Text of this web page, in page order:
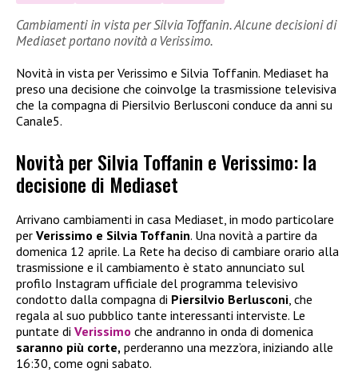
Cambiamenti in vista per Silvia Toffanin. Alcune decisioni di
Mediaset portano novità a Verissimo.
Novità in vista per Verissimo e Silvia Toffanin. Mediaset ha
preso una decisione che coinvolge la trasmissione televisiva
che la compagna di Piersilvio Berlusconi conduce da anni su
Canale5.
Novità per Silvia Toffanin e Verissimo: la
decisione di Mediaset
Arrivano cambiamenti in casa Mediaset, in modo particolare
per Verissimo e Silvia Toffanin. Una novità a partire da
domenica 12 aprile. La Rete ha deciso di cambiare orario alla
trasmissione e il cambiamento è stato annunciato sul
profilo Instagram ufficiale del programma televisivo
condotto dalla compagna di Piersilvio Berlusconi , che
regala al suo pubblico tante interessanti interviste. Le
puntate di Verissimo che andranno in onda di domenica
saranno più corte, perderanno una mezz’ora, iniziando alle
16:30, come ogni sabato.